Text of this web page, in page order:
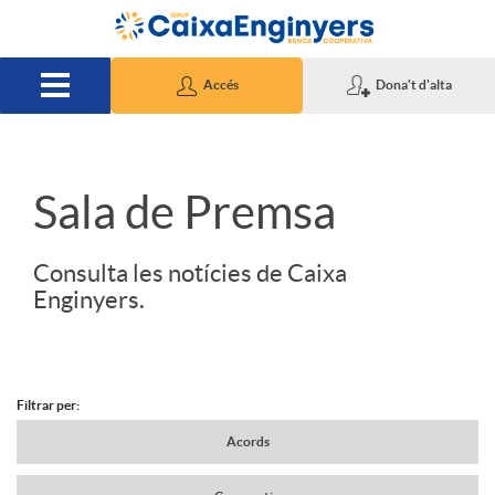
Salta al contingut principal
Accés Dona't d'alta
S
d
Sala de Premsa
Consulta les notícies de Caixa
Enginyers.
N
Filtrar per:
Acords